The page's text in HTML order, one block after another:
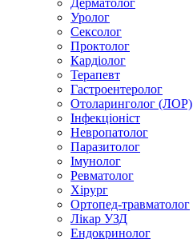
Дерматолог
Уролог
Сексолог
Проктолог
Кардіолог
Терапевт
Гастроентеролог
Отоларинголог (ЛОР)
Інфекціоніст
Невропатолог
Паразитолог
Імунолог
Ревматолог
Хірург
Ортопед-травматолог
Лікар УЗД
Ендокринолог